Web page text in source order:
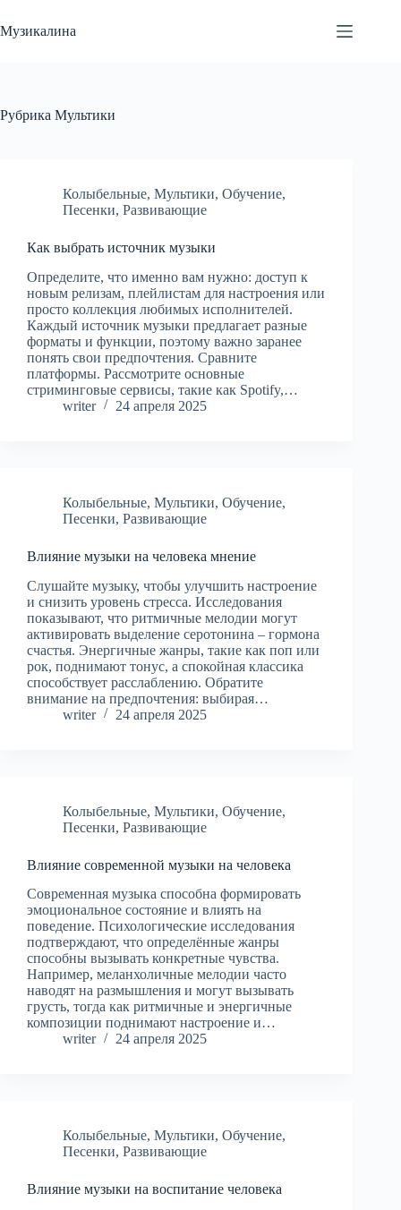
к
сути
Музикалина
Рубрика Мультики
Колыбельные, Мультики, Обучение,
Песенки, Развивающие
Как выбрать источник музыки
Определите, что именно вам нужно: доступ к
новым релизам, плейлистам для настроения или
просто коллекция любимых исполнителей.
Каждый источник музыки предлагает разные
форматы и функции, поэтому важно заранее
понять свои предпочтения. Сравните
платформы. Рассмотрите основные
стриминговые сервисы, такие как Spotify,…
writer
24 апреля 2025
Колыбельные, Мультики, Обучение,
Песенки, Развивающие
Влияние музыки на человека мнение
Слушайте музыку, чтобы улучшить настроение
и снизить уровень стресса. Исследования
показывают, что ритмичные мелодии могут
активировать выделение серотонина – гормона
счастья. Энергичные жанры, такие как поп или
рок, поднимают тонус, а спокойная классика
способствует расслаблению. Обратите
внимание на предпочтения: выбирая…
writer
24 апреля 2025
Колыбельные, Мультики, Обучение,
Песенки, Развивающие
Влияние современной музыки на человека
Современная музыка способна формировать
эмоциональное состояние и влиять на
поведение. Психологические исследования
подтверждают, что определённые жанры
способны вызывать конкретные чувства.
Например, меланхоличные мелодии часто
наводят на размышления и могут вызывать
грусть, тогда как ритмичные и энергичные
композиции поднимают настроение и…
writer
24 апреля 2025
Колыбельные, Мультики, Обучение,
Песенки, Развивающие
Влияние музыки на воспитание человека